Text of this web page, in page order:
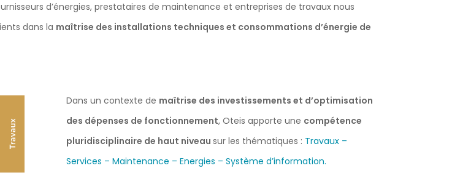
d’énergies, prestataires de maintenance et entreprises de travaux nous
dans la maîtrise des installations techniques et consommations d’énergie de
Dans un contexte de maîtrise des investissements et d’optimisation
des dépenses de fonctionnement, Oteis apporte une compétence
pluridisciplinaire de haut niveau sur les thématiques : Travaux –
Services – Maintenance – Energies – Système d’information.